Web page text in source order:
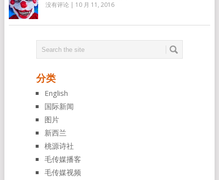
没有评论 | 10 月 11, 2016
分类
English
国际新闻
图片
新西兰
桃源诗社
毛传媒播客
毛传媒视频